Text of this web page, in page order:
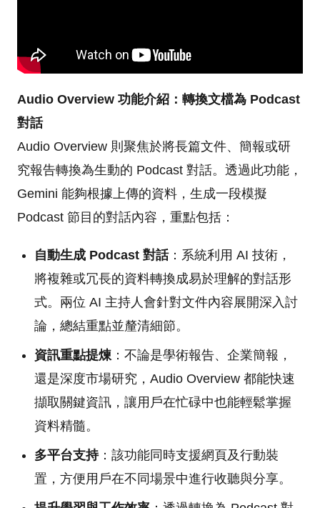
Audio Overview 功能介紹： 轉換文檔為 Podcast
對話
Audio Overview 則聚焦於將長篇文件、簡報或研
究報告轉換為生動的 Podcast 對話。透過此功能，
Gemini 能夠根據上傳的資料，生成一段模擬
Podcast 節目的對話內容，重點包括：
自動生成 Podcast 對話：系統利用 AI 技術，
將複雜或冗長的資料轉換成易於理解的對話形
式。兩位 AI 主持人會針對文件內容展開深入討
論，總結重點並釐清細節。
資訊重點提煉 ：不論是學術報告、企業簡報，
還是深度市場研究，Audio Overview 都能快速
擷取關鍵資訊，讓用戶在忙碌中也能輕鬆掌握
資料精髓。
多平台支持：該功能同時支援網頁及行動裝
置，方便用戶在不同場景中進行收聽與分享。